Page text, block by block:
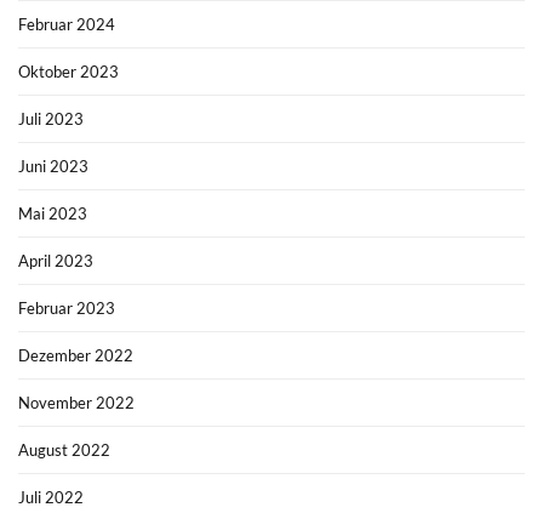
Februar 2024
Oktober 2023
Juli 2023
Juni 2023
Mai 2023
April 2023
Februar 2023
Dezember 2022
November 2022
August 2022
Juli 2022